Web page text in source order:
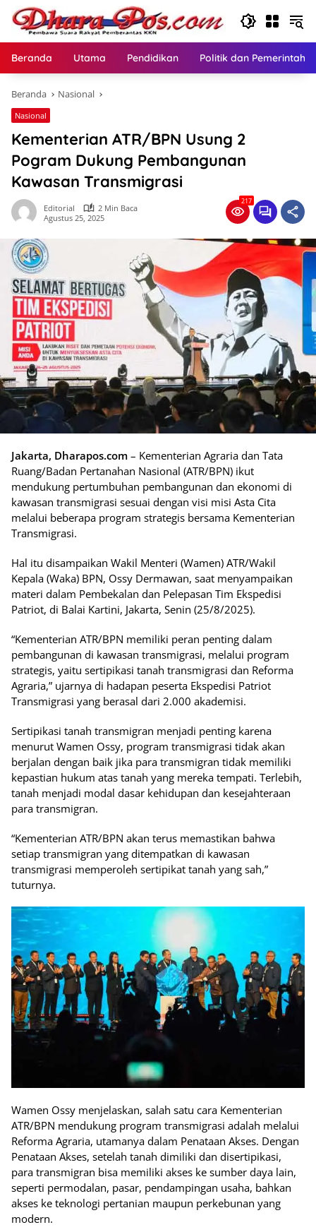
Langsung
konten
Beranda Utama Pendidikan Politik dan
Beranda Nasional
Nasional
Kementerian ATR/BPN Usung 2
Pogram Dukung Pembangunan
Kawasan Transmigrasi
Editorial
2 Min Baca
Agustus 25, 2025
217
Jakarta, Dharapos.com – Kementerian Agraria dan Tata
Ruang/Badan Pertanahan Nasional (ATR/BPN) ikut
mendukung pertumbuhan pembangunan dan ekonomi di
kawasan transmigrasi sesuai dengan visi misi Asta Cita
melalui beberapa program strategis bersama Kementerian
Transmigrasi.
Hal itu disampaikan Wakil Menteri (Wamen) ATR/Wakil
Kepala (Waka) BPN, Ossy Dermawan, saat menyampaikan
materi dalam Pembekalan dan Pelepasan Tim Ekspedisi
Patriot, di Balai Kartini, Jakarta, Senin (25/8/2025).
“Kementerian ATR/BPN memiliki peran penting dalam
pembangunan di kawasan transmigrasi, melalui program
strategis, yaitu sertipikasi tanah transmigrasi dan Reforma
Agraria,” ujarnya di hadapan peserta Ekspedisi Patriot
Transmigrasi yang berasal dari 2.000 akademisi.
Sertipikasi tanah transmigran menjadi penting karena
menurut Wamen Ossy, program transmigrasi tidak akan
berjalan dengan baik jika para transmigran tidak memiliki
kepastian hukum atas tanah yang mereka tempati. Terlebih,
tanah menjadi modal dasar kehidupan dan kesejahteraan
para transmigran.
“Kementerian ATR/BPN akan terus memastikan bahwa
setiap transmigran yang ditempatkan di kawasan
transmigrasi memperoleh sertipikat tanah yang sah,”
tuturnya.
Wamen Ossy menjelaskan, salah satu cara Kementerian
ATR/BPN mendukung program transmigrasi adalah melalui
Reforma Agraria, utamanya dalam Penataan Akses. Dengan
Penataan Akses, setelah tanah dimiliki dan disertipikasi,
para transmigran bisa memiliki akses ke sumber daya lain,
seperti permodalan, pasar, pendampingan usaha, bahkan
akses ke teknologi pertanian maupun perkebunan yang
modern.